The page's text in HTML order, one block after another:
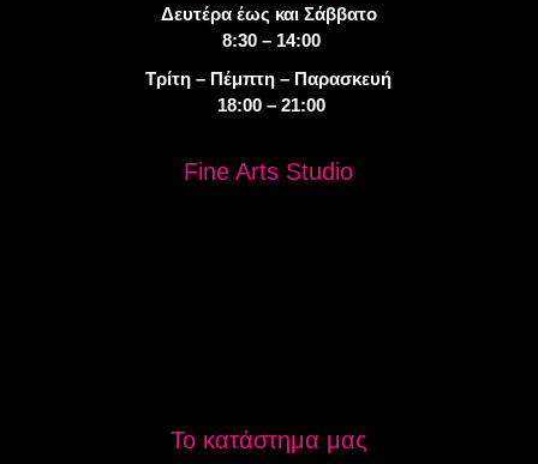
Δευτέρα έως και Σάββατο
8:30 – 14:00
Τρίτη – Πέμπτη – Παρασκευή
18:00 – 21:00
Fine Arts Studio
Το κατάστημα μας